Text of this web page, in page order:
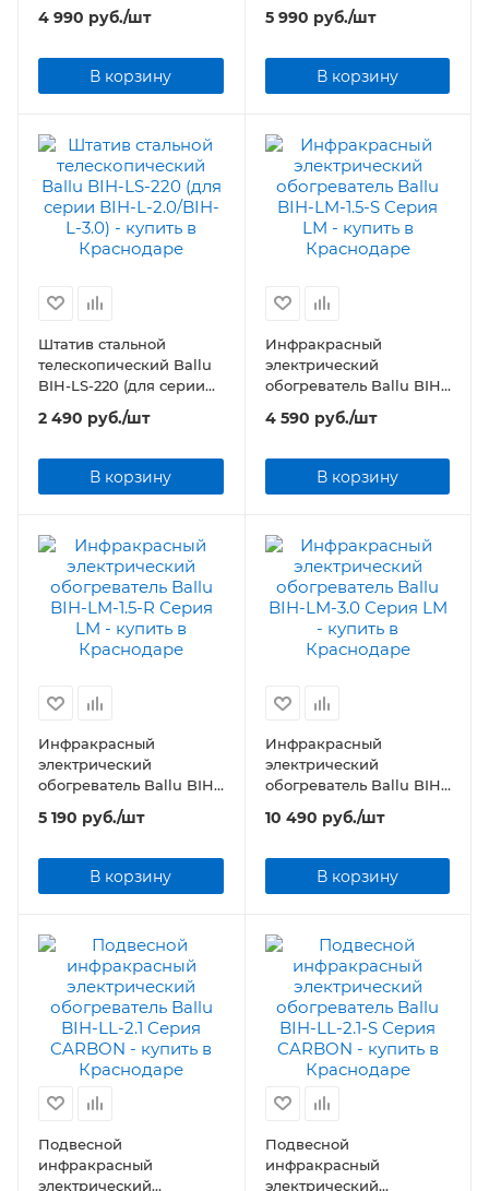
4 990 руб./шт
В корзину
5 990 руб./шт
В корзину
Штатив стальной
телескопический Ballu
BIH-LS-220 (для серии
BIH-L-2.0/BIH-L-3.0)
2 490 руб./шт
В корзину
Инфракрасный
электрический
обогреватель Ballu BIH-
LM-1.5-S Серия LM
4 590 руб./шт
В корзину
Инфракрасный
электрический
обогреватель Ballu BIH-
LM-1.5-R Серия LM
5 190 руб./шт
В корзину
Инфракрасный
электрический
обогреватель Ballu BIH-
LM-3.0 Серия LM
10 490 руб./шт
В корзину
Подвесной
инфракрасный
электрический
Подвесной
инфракрасный
электрический